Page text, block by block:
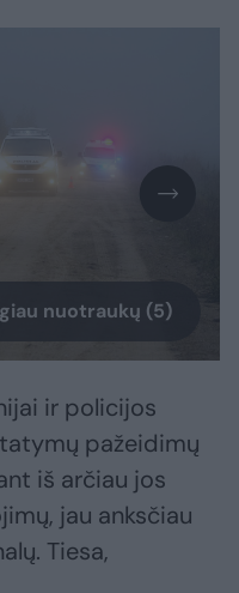
nuotraukų (5)
ir policijos
pažeidimų
iš arčiau jos
jau anksčiau
Tiesa,